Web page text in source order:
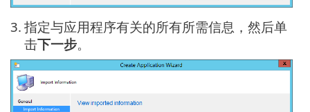
3. 指定与应用程序有关的所有所需信息，然后单
击下一步。